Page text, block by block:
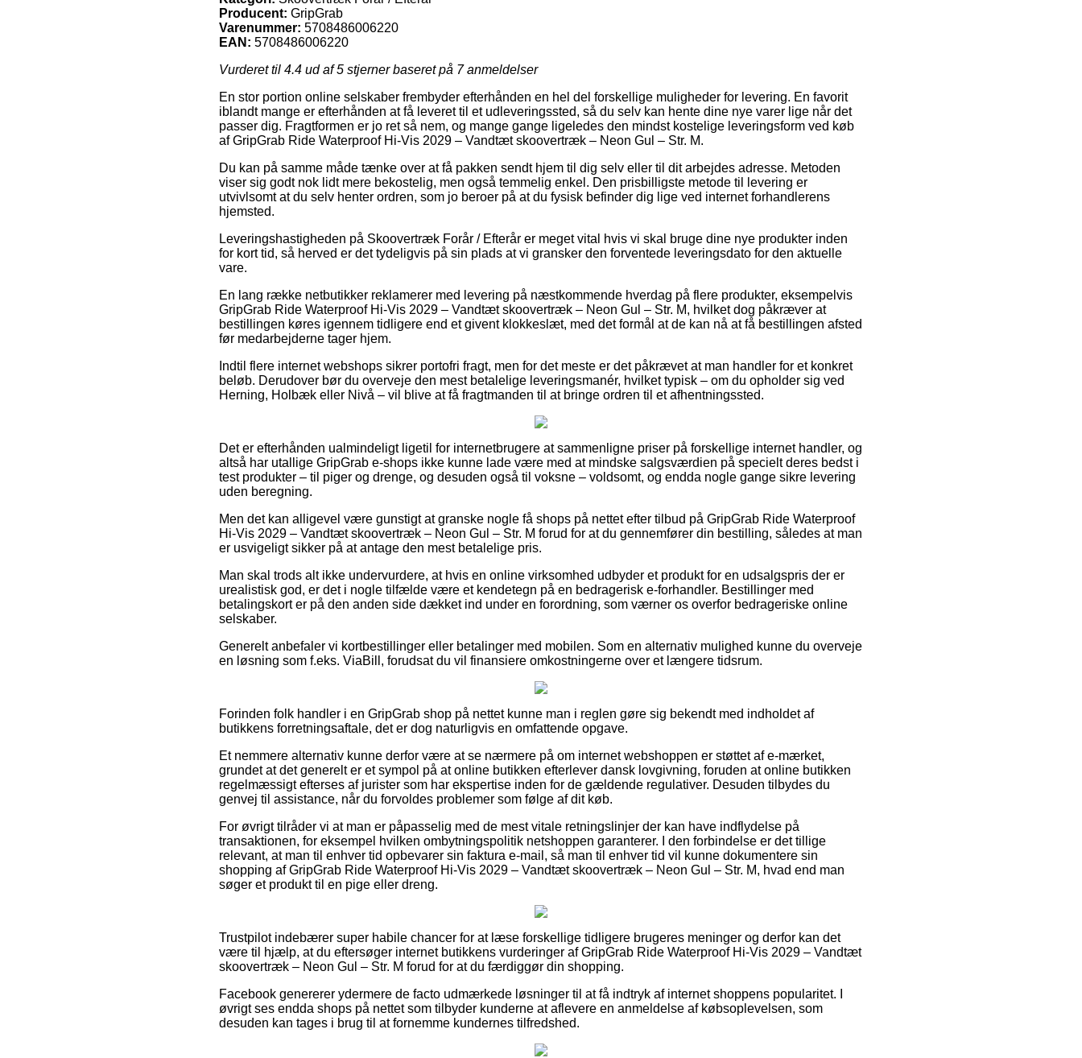
Producent: GripGrab
Varenummer: 5708486006220
EAN: 5708486006220
Vurderet til 4.4 ud af 5 stjerner baseret på 7anmeldelser
En stor portion online selskaber frembyder efterhånden en hel del forskellige muligheder for levering. En favorit
iblandt mange er efterhånden at få leveret til et udleveringssted, så du selv kan hente dine nye varer lige når det
passer dig. Fragtformen er jo ret så nem, og mange gange ligeledes den mindst kostelige leveringsform ved køb
af GripGrab Ride Waterproof Hi-Vis 2029 – Vandtæt skoovertræk – Neon Gul – Str. M.
Du kan på samme måde tænke over at få pakken sendt hjem til dig selv eller til dit arbejdes adresse. Metoden
viser sig godt nok lidt mere bekostelig, men også temmelig enkel. Den prisbilligste metode til levering er
utvivlsomt at du selv henter ordren, som jo beroer på at du fysisk befinder dig lige ved internet forhandlerens
hjemsted.
Leveringshastigheden på Skoovertræk Forår / Efterår er meget vital hvis vi skal bruge dine nye produkter inden
for kort tid, så herved er det tydeligvis på sin plads at vi gransker den forventede leveringsdato for den aktuelle
vare.
En lang række netbutikker reklamerer med levering på næstkommende hverdag på flere produkter, eksempelvis
GripGrab Ride Waterproof Hi-Vis 2029 – Vandtæt skoovertræk – Neon Gul – Str. M, hvilket dog påkræver at
bestillingen køres igennem tidligere end et givent klokkeslæt, med det formål at de kan nå at få bestillingen afsted
før medarbejderne tager hjem.
Indtil flere internet webshops sikrer portofri fragt, men for det meste er det påkrævet at man handler for et konkret
beløb. Derudover bør du overveje den mest betalelige leveringsmanér, hvilket typisk – om du opholder sig ved
Herning, Holbæk eller Nivå – vil blive at få fragtmanden til at bringe ordren til et afhentningssted.
Det er efterhånden ualmindeligt ligetil for internetbrugere at sammenligne priser på forskellige internet handler, og
altså har utallige GripGrab e-shops ikke kunne lade være med at mindske salgsværdien på specielt deres bedst i
test produkter – til piger og drenge, og desuden også til voksne – voldsomt, og endda nogle gange sikre levering
uden beregning.
Men det kan alligevel være gunstigt at granske nogle få shops på nettet efter tilbud på GripGrab Ride Waterproof
Hi-Vis 2029 – Vandtæt skoovertræk – Neon Gul – Str. M forud for at du gennemfører din bestilling, således at man
er usvigeligt sikker på at antage den mest betalelige pris.
Man skal trods alt ikke undervurdere, at hvis en online virksomhed udbyder et produkt for en udsalgspris der er
urealistisk god, er det i nogle tilfælde være et kendetegn på en bedragerisk e-forhandler. Bestillinger med
betalingskort er på den anden side dækket ind under en forordning, som værner os overfor bedrageriske online
selskaber.
Generelt anbefaler vi kortbestillinger eller betalinger med mobilen. Som en alternativ mulighed kunne du overveje
en løsning som f.eks. ViaBill, forudsat du vil finansiere omkostningerne over et længere tidsrum.
Forinden folk handler i en GripGrab shop på nettet kunne man i reglen gøre sig bekendt med indholdet af
butikkens forretningsaftale, det er dog naturligvis en omfattende opgave.
Et nemmere alternativ kunne derfor være at se nærmere på om internet webshoppen er støttet af e-mærket,
grundet at det generelt er et sympol på at online butikken efterlever dansk lovgivning, foruden at online butikken
regelmæssigt efterses af jurister som har ekspertise inden for de gældende regulativer. Desuden tilbydes du
genvej til assistance, når du forvoldes problemer som følge af dit køb.
For øvrigt tilråder vi at man er påpasselig med de mest vitale retningslinjer der kan have indflydelse på
transaktionen, for eksempel hvilken ombytningspolitik netshoppen garanterer. I den forbindelse er det tillige
relevant, at man til enhver tid opbevarer sin faktura e-mail, så man til enhver tid vil kunne dokumentere sin
shopping af GripGrab Ride Waterproof Hi-Vis 2029 – Vandtæt skoovertræk – Neon Gul – Str. M, hvad end man
søger et produkt til en pige eller dreng.
Trustpilot indebærer super habile chancer for at læse forskellige tidligere brugeres meninger og derfor kan det
være til hjælp, at du eftersøger internet butikkens vurderinger af GripGrab Ride Waterproof Hi-Vis 2029 – Vandtæt
skoovertræk – Neon Gul – Str. M forud for at du færdiggør din shopping.
Facebook genererer ydermere de facto udmærkede løsninger til at få indtryk af internet shoppens popularitet. I
øvrigt ses endda shops på nettet som tilbyder kunderne at aflevere en anmeldelse af købsoplevelsen, som
desuden kan tages i brug til at fornemme kundernes tilfredshed.